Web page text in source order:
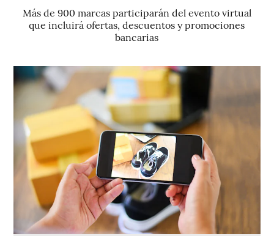
Más de 900 marcas participarán del evento virtual
que incluirá ofertas, descuentos y promociones
bancarias